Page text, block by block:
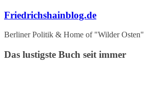
Zum
springen
Friedrichshainblog.de
Berliner Politik & Home of "Wilder Osten"
Das lustigste Buch seit immer